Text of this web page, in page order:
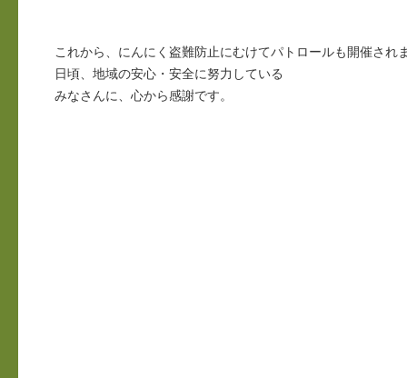
これから、にんにく盗難防止にむけてパトロールも開催され
日頃、地域の安心・安全に努力している
みなさんに、心から感謝です。